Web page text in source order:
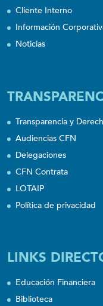
Cliente Interno
Información
Noticias
Transparencia y
Audiencias CFN
Delegaciones
CFN Contrata
LOTAIP
Política de privacidad
LINKS
Educación Financiera
Biblioteca